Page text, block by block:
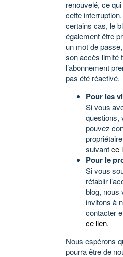
renouvelé, ce
cette
certains cas, le
également être
un mot de
son accès limité
l’abonnement
pas été réactivé.
Pour les
Si vous
questions,
pouvez
suivantce
Pour le
Si vous
rétablir
blog, nous
invitons à
contacter
ce lien.
Nous espérons
pourra être de